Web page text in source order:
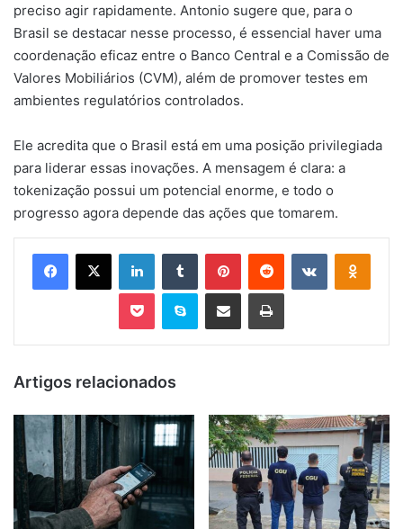
preciso agir rapidamente. Antonio sugere que, para o
Brasil se destacar nesse processo, é essencial haver uma
coordenação eficaz entre o Banco Central e a Comissão de
Valores Mobiliários (CVM), além de promover testes em
ambientes regulatórios controlados.
Ele acredita que o Brasil está em uma posição privilegiada
para liderar essas inovações. A mensagem é clara: a
tokenização possui um potencial enorme, e todo o
progresso agora depende das ações que tomarem.
Facebook
X LinkedinTumblr PinterestReddit VK OK
Pocket Skype Compartilhar via e-mail Imprimir
Artigos relacionados